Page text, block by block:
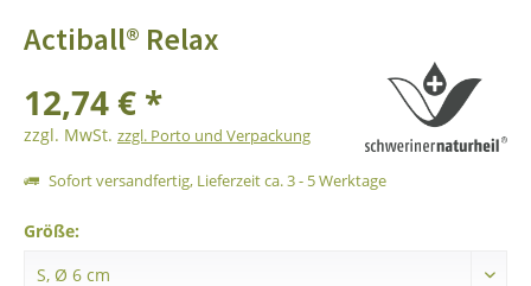
Actiball® Relax
12,74 € *
zzgl. MwSt. zzgl. Porto und Verpackung
Sofort versandfertig, Lieferzeit ca. 3 - 5 Werktage
Größe: